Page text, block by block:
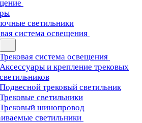
светильники
система освещения
Трековая система освещения
Аксессуары и крепление трековых
светильников
Подвесной трековый светильник
Трековые светильники
Трековый шинопровод
светильники